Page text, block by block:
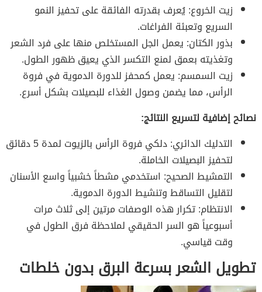
زيت الخروع: يُعرف بقدرته الفائقة على تحفيز النمو
السريع وتعبئة الفراغات.
بذور الكتان: يعمل الجل المستخلص منها على فرد الشعر
وتغذيته بعمق لمنع التكسر الذي يعيق ظهور الطول.
زيت السمسم: يعمل كمحفز للدورة الدموية في فروة
الرأس، مما يضمن وصول الغذاء للبصيلات بشكل أسرع.
نصائح إضافية لتسريع النتائج:
التدليك الدائري: دلكي فروة الرأس بالزيوت لمدة 5 دقائق
لتحفيز البصيلات الخاملة.
التمشيط الصحيح: استخدمي مشطاً خشبياً واسع الأسنان
لتقليل التساقط وتنشيط الدورة الدموية.
الانتظام: تكرار هذه الوصفات مرتين إلى ثلاث مرات
أسبوعياً هو السر الحقيقي لملاحظة فرق الطول في
وقت قياسي.
تطويل الشعر بسرعة البرق بدون خلطات